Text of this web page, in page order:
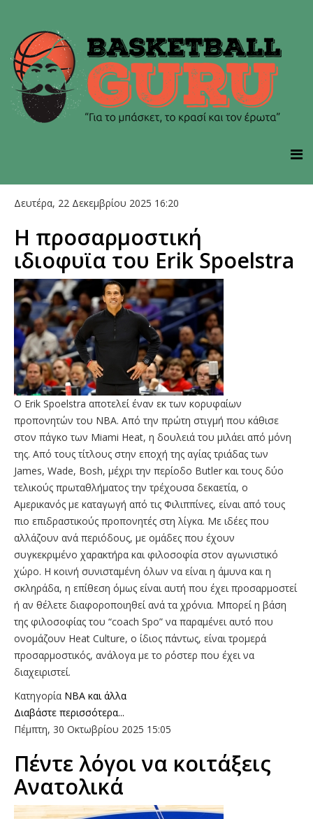
Δευτέρα, 22 Δεκεμβρίου 2025 16:20
Η προσαρμοστική
ιδιοφυϊα του Erik Spoelstra
O Erik Spoelstra αποτελεί έναν εκ των κορυφαίων
προπονητών του ΝΒΑ. Από την πρώτη στιγμή που κάθισε
στον πάγκο των Miami Heat, η δουλειά του μιλάει από μόνη
της. Από τους τίτλους στην εποχή της αγίας τριάδας των
James, Wade, Bosh, μέχρι την περίοδο Butler και τους δύο
τελικούς πρωταθλήματος την τρέχουσα δεκαετία, ο
Αμερικανός με καταγωγή από τις Φιλιππίνες, είναι από τους
πιο επιδραστικούς προπονητές στη λίγκα. Με ιδέες που
αλλάζουν ανά περιόδους, με ομάδες που έχουν
συγκεκριμένο χαρακτήρα και φιλοσοφία στον αγωνιστικό
χώρο. Η κοινή συνισταμένη όλων να είναι η άμυνα και η
σκληράδα, η επίθεση όμως είναι αυτή που έχει προσαρμοστεί
ή αν θέλετε διαφοροποιηθεί ανά τα χρόνια. Μπορεί η βάση
της φιλοσοφίας του “coach Spo” να παραμένει αυτό που
ονομάζουν Heat Culture, ο ίδιος πάντως, είναι τρομερά
προσαρμοστικός, ανάλογα με το ρόστερ που έχει να
διαχειριστεί.
Κατηγορία NBA και άλλα
Διαβάστε περισσότερα...
Πέμπτη, 30 Οκτωβρίου 2025 15:05
Πέντε λόγοι να κοιτάξεις
Ανατολικά